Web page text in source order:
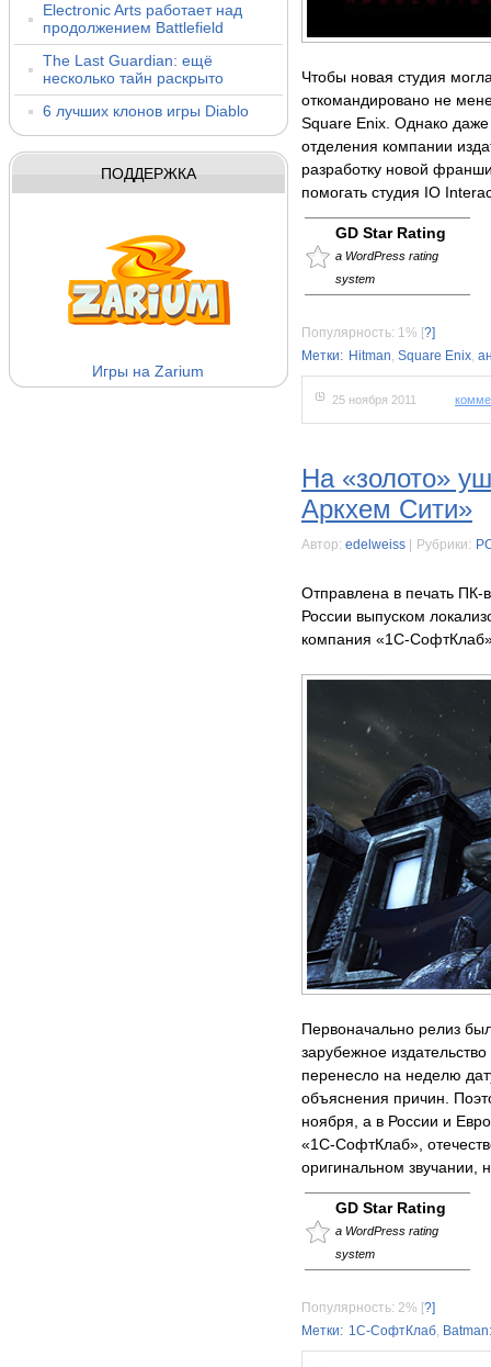
Electronic Arts работает над
продолжением Battlefield
The Last Guardian: ещё
несколько тайн раскрыто
6 лучших клонов игры Diablo
ПОДДЕРЖКА
Игры на Zarium
Чтобы новая студия
откомандировано не
Square Enix. Однако
отделения компании
разработку новой
помогать студия IO
GD Star Rating
a WordPress rating
system
Популярность: 1% [?]
Метки: Hitman, Square Enix,
25 ноября 2011
На «золото»
Аркхем Сити»
Автор: edelweiss Рубрики:
Отправлена в печать ПК-
России выпуском
компания «1С-
Первоначально релиз
зарубежное
перенесло на неделю
объяснения причин.
ноября, а в России и
«1С-СофтКлаб»,
оригинальном звучании,
GD Star Rating
a WordPress rating
system
Популярность: 2% [?]
Метки: 1С-СофтКлаб,